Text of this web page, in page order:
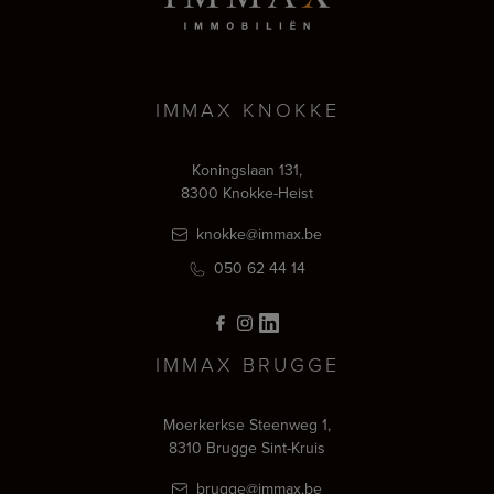
IMMAX KNOKKE
Koningslaan 131,
8300 Knokke-Heist
knokke@immax.be
050 62 44 14
IMMAX BRUGGE
Moerkerkse Steenweg 1,
8310 Brugge Sint-Kruis
brugge@immax.be